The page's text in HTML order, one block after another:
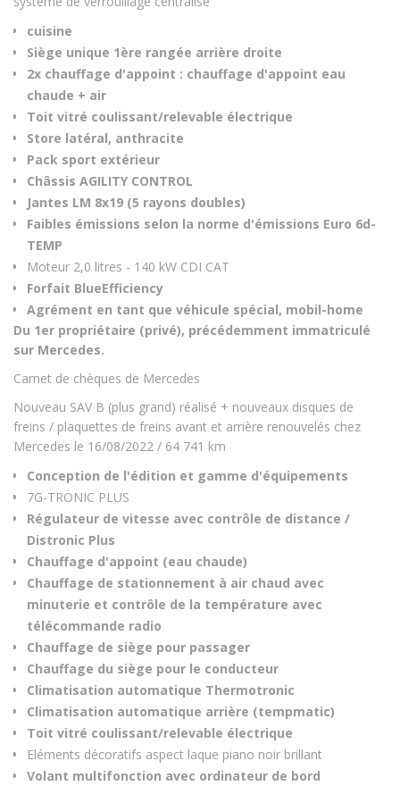
cuisine
Siège unique 1ère rangée arrière droite
2x chauffage d'appoint : chauffage d'appoint eau
chaude + air
Toit vitré coulissant/relevable électrique
Store latéral, anthracite
Pack sport extérieur
Châssis AGILITY CONTROL
Jantes LM 8x19 (5 rayons doubles)
Faibles émissions selon la norme d'émissions Euro 6d-
TEMP
Moteur 2,0 litres - 140 kW CDI CAT
Forfait BlueEfficiency
Agrément en tant que véhicule spécial, mobil-home
Du 1er propriétaire (privé), précédemment immatriculé
sur Mercedes.
Carnet de chèques de Mercedes
Nouveau SAV B (plus grand) réalisé + nouveaux disques de
freins / plaquettes de freins avant et arrière renouvelés chez
Mercedes le 16/08/2022 / 64 741 km
Conception de l'édition et gamme d'équipements
7G-TRONIC PLUS
Régulateur de vitesse avec contrôle de distance /
Distronic Plus
Chauffage d'appoint (eau chaude)
Chauffage de stationnement à air chaud avec
minuterie et contrôle de la température avec
télécommande radio
Chauffage de siège pour passager
Chauffage du siège pour le conducteur
Climatisation automatique Thermotronic
Climatisation automatique arrière (tempmatic)
Toit vitré coulissant/relevable électrique
Eléments décoratifs aspect laque piano noir brillant
Volant multifonction avec ordinateur de bord